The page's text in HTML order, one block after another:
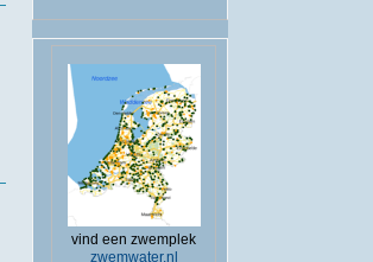
vind een zwemplek
zwemwater.nl